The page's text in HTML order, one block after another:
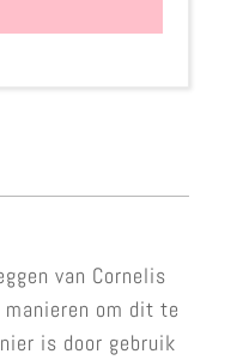
van Cornelis
om dit te
is door gebruik